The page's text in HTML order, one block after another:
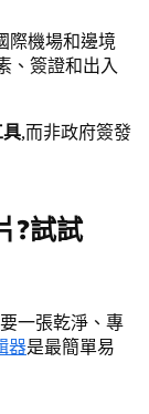
際機場和邊境
、簽證和出入
,而非政府簽發
?試試
一張乾淨、專
器是最簡單易